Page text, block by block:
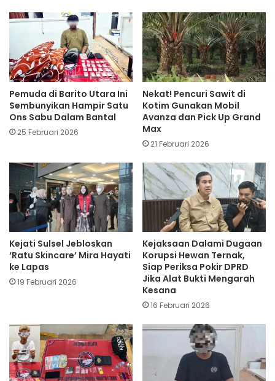
Pemuda di Barito Utara Ini
Sembunyikan Hampir Satu
Ons Sabu Dalam Bantal
25 Februari 2026
Nekat! Pencuri Sawit di
Kotim Gunakan Mobil
Avanza dan Pick Up Grand
Max
21 Februari 2026
Kejati Sulsel Jebloskan
‘Ratu Skincare’ Mira Hayati
ke Lapas
19 Februari 2026
Kejaksaan Dalami Dugaan
Korupsi Hewan Ternak,
Siap Periksa Pokir DPRD
Jika Alat Bukti Mengarah
Kesana
16 Februari 2026